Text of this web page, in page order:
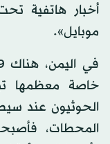
أخبار هاتفية
موبايل».
خاصة معظمها
الحوثيون عند
المحطات،